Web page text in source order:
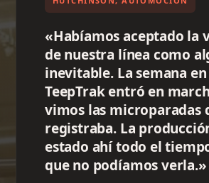
«Habíamos aceptado la
de nuestra línea como
inevitable. La semana
TeepTrak entró en
vimos las microparadas
registraba. La
estado ahí todo el
que no podíamos verla.»